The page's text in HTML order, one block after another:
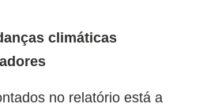
climáticas
no relatório está a